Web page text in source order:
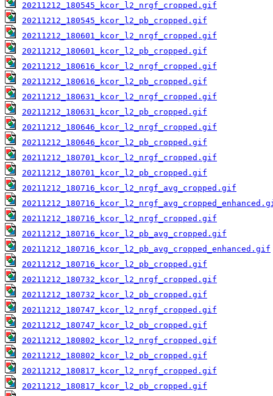
20211212_180545_kcor_l2_nrgf_cropped.gif
20211212_180545_kcor_l2_pb_cropped.gif
20211212_180601_kcor_l2_nrgf_cropped.gif
20211212_180601_kcor_l2_pb_cropped.gif
20211212_180616_kcor_l2_nrgf_cropped.gif
20211212_180616_kcor_l2_pb_cropped.gif
20211212_180631_kcor_l2_nrgf_cropped.gif
20211212_180631_kcor_l2_pb_cropped.gif
20211212_180646_kcor_l2_nrgf_cropped.gif
20211212_180646_kcor_l2_pb_cropped.gif
20211212_180701_kcor_l2_nrgf_cropped.gif
20211212_180701_kcor_l2_pb_cropped.gif
20211212_180716_kcor_l2_nrgf_avg_cropped.gif
20211212_180716_kcor_l2_nrgf_cropped.gif
20211212_180716_kcor_l2_pb_avg_cropped.gif
20211212_180716_kcor_l2_pb_avg_cropped_enhanced.gif
20211212_180716_kcor_l2_pb_cropped.gif
20211212_180732_kcor_l2_nrgf_cropped.gif
20211212_180732_kcor_l2_pb_cropped.gif
20211212_180747_kcor_l2_nrgf_cropped.gif
20211212_180747_kcor_l2_pb_cropped.gif
20211212_180802_kcor_l2_nrgf_cropped.gif
20211212_180802_kcor_l2_pb_cropped.gif
20211212_180817_kcor_l2_nrgf_cropped.gif
20211212_180817_kcor_l2_pb_cropped.gif